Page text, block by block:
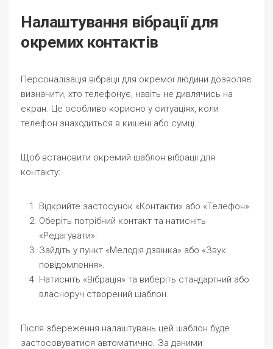
Налаштування вібрації для
окремих контактів
Персоналізація вібрації для окремої людини дозволяє
визначити, хто телефонує, навіть не дивлячись на
екран. Це особливо корисно у ситуаціях, коли
телефон знаходиться в кишені або сумці.
Щоб встановити окремий шаблон вібрації для
контакту:
Відкрийте застосунок «Контакти» або «Телефон».
Оберіть потрібний контакт та натисніть
«Редагувати».
Зайдіть у пункт «Мелодія дзвінка» або «Звук
повідомлення».
Натисніть «Вібрація» та виберіть стандартний або
власноруч створений шаблон.
Після збереження налаштувань цей шаблон буде
застосовуватися автоматично. За даними